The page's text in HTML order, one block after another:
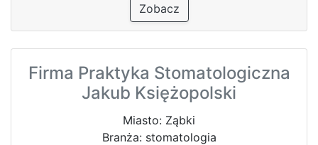
Zobacz
Firma Praktyka Stomatologiczna
Jakub Księżopolski
Miasto: Ząbki
Branża: stomatologia